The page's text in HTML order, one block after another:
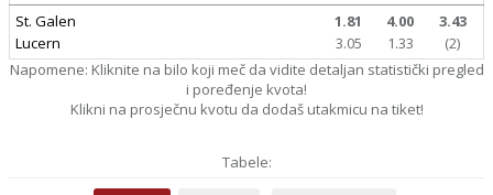
St. Galen
Lucern
1.81 4.00
3.43
3.05
1.33
(2)
Napomene: Kliknite na bilo koji meč da vidite detaljan statistički pregled
i poređenje kvota!
Klikni na prosječnu kvotu da dodaš utakmicu na tiket!
Tabele: